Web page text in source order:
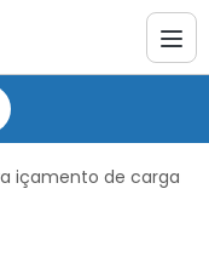
içamento de carga